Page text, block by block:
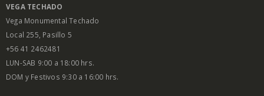
VEGA TECHADO
Vega Monumental Techado
Local 255, Pasillo 5
+56 41 2462481
LUN-SAB 9:00 a 18:00 hrs.
DOM y Festivos 9:30 a 16:00 hrs.